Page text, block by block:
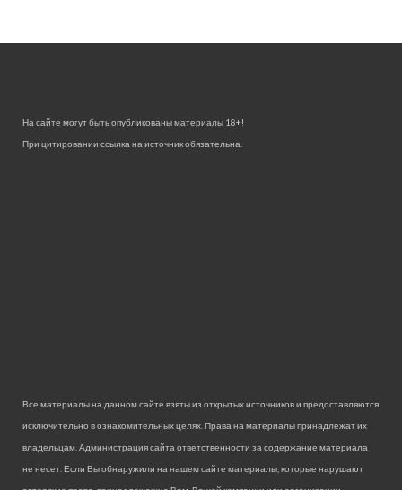
На сайте могут быть опубликованы материалы 18+!
При цитировании ссылка на источник обязательна.
Все материалы на данном сайте взяты из открытых источников и предоставляются
исключительно в ознакомительных целях. Права на материалы принадлежат их
владельцам. Администрация сайта ответственности за содержание материала
не несет. Если Вы обнаружили на нашем сайте материалы, которые нарушают